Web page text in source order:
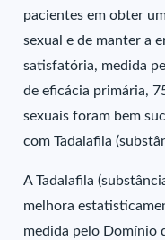
pacientes em obter
sexual e de manter a
satisfatória, medida
de eficácia primária,
sexuais foram bem
com Tadalafila
A Tadalafila
melhora
medida pelo Domínio